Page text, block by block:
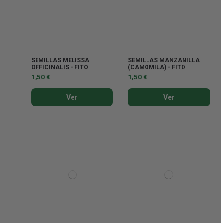
SEMILLAS MELISSA
OFFICINALIS - FITO
1,50 €
Ver
SEMILLAS MANZANILLA
(CAMOMILA) - FITO
1,50 €
Ver